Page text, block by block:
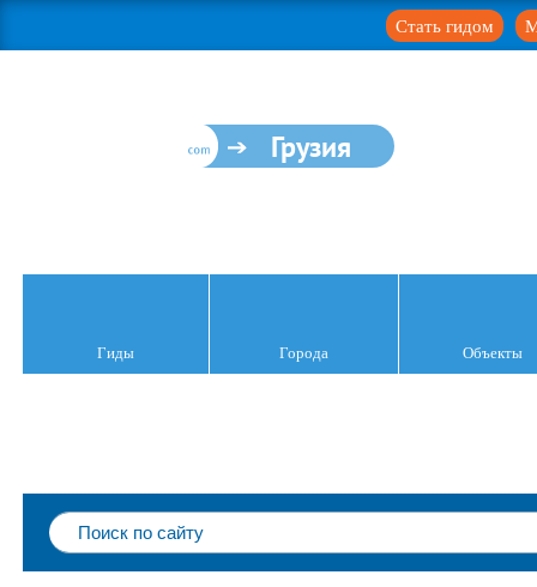
Стать гидом
Грузия
Гиды Города Объекты